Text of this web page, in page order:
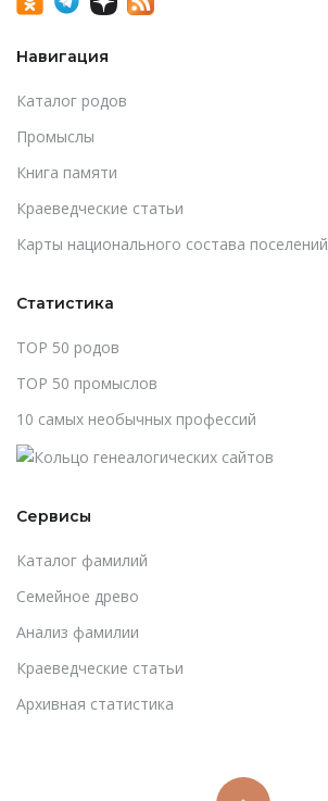
Навигация
Каталог родов
Промыслы
Книга памяти
Краеведческие статьи
Карты национального состава поселений
Статистика
TOP 50 родов
TOP 50 промыслов
10 самых необычных профессий
Сервисы
Каталог фамилий
Cемейное древо
Анализ фамилии
Краеведческие статьи
Архивная статистика